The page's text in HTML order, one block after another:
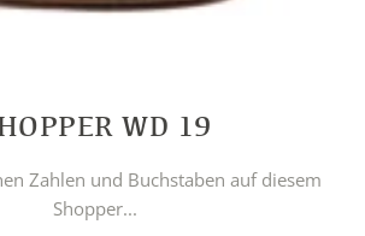
WD 19
Zahlen und Buchstaben auf diesem
Shopper...